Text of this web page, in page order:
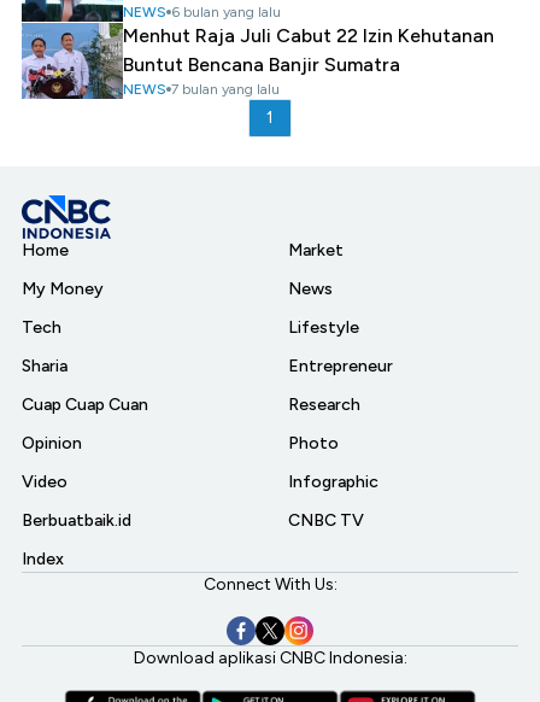
NEWS 6 bulan yang lalu
Menhut Raja Juli Cabut 22 Izin Kehutanan
Buntut Bencana Banjir Sumatra
NEWS 7 bulan yang lalu
1
Home
My Money
Tech
Sharia
Cuap Cuap Cuan
Opinion
Video
Berbuatbaik.id
Index
Market
News
Lifestyle
Entrepreneur
Research
Photo
Infographic
CNBC TV
Connect With Us:
Download aplikasi CNBC Indonesia: